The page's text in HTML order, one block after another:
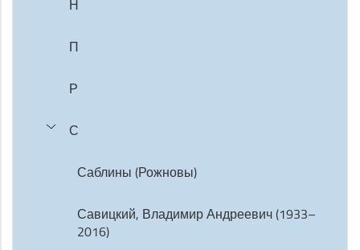
Н
П
Р
С
Саблины (Рожновы)
Савицкий, Владимир Андреевич (1933–
2016)